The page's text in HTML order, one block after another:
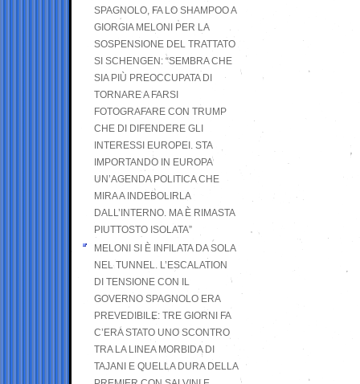
SPAGNOLO, FA LO SHAMPOO A
GIORGIA MELONI PER LA
SOSPENSIONE DEL TRATTATO
SI SCHENGEN: “SEMBRA CHE
SIA PIÙ PREOCCUPATA DI
TORNARE A FARSI
FOTOGRAFARE CON TRUMP
CHE DI DIFENDERE GLI
INTERESSI EUROPEI. STA
IMPORTANDO IN EUROPA
UN’AGENDA POLITICA CHE
MIRA A INDEBOLIRLA
DALL’INTERNO. MA È RIMASTA
PIUTTOSTO ISOLATA”
MELONI SI È INFILATA DA SOLA
NEL TUNNEL. L’ESCALATION
DI TENSIONE CON IL
GOVERNO SPAGNOLO ERA
PREVEDIBILE: TRE GIORNI FA
C’ERA STATO UNO SCONTRO
TRA LA LINEA MORBIDA DI
TAJANI E QUELLA DURA DELLA